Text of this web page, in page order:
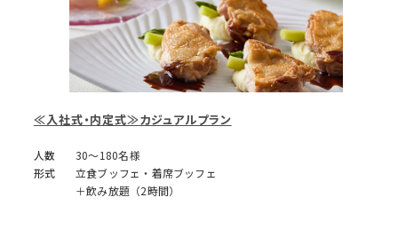
≪入社式・内定式≫カジュアルプラン
人数
30～180名様
形式
立食ブッフェ・着席ブッフェ
＋飲み放題（2時間）